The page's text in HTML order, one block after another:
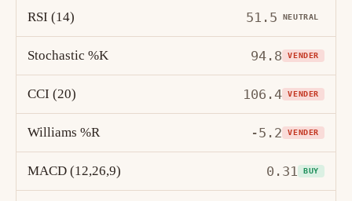
RSI (14) 51.5 NEUTRAL
Stochastic %K 94.8 VENDER
CCI (20) 106.4 VENDER
Williams %R -5.2 VENDER
MACD (12,26,9) 0.31 BUY